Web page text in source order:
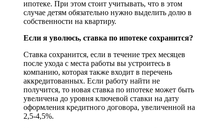
ипотеке. При этом стоит учитывать, что в этом
случае детям обязательно нужно выделить долю в
собственности на квартиру.
Если я уволюсь, ставка по ипотеке сохранится?
Ставка сохранится, если в течение трех месяцев
после ухода с места работы вы устроитесь в
компанию, которая также входит в перечень
аккредитованных. Если работу найти не
получится, то новая ставка по ипотеке может быть
увеличена до уровня ключевой ставки на дату
оформления кредитного договора, увеличенной на
2,5-4,5%.